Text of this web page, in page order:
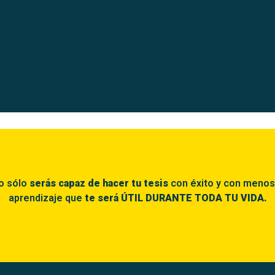
sólo serás capaz de hacer tu tesis con éxito y con
aprendizaje que te será ÚTIL DURANTE TODA TU VIDA.